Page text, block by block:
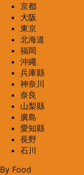
京都
大阪
東京
北海道
福岡
沖繩
兵庫縣
神奈川
奈良
山梨縣
廣島
愛知縣
長野
石川
By Food